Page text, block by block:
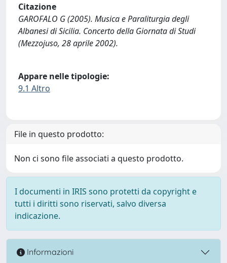
Citazione
GAROFALO G (2005). Musica e Paraliturgia degli
Albanesi di Sicilia. Concerto della Giornata di Studi
(Mezzojuso, 28 aprile 2002).
Appare nelle tipologie:
9.1 Altro
File in questo prodotto:
Non ci sono file associati a questo prodotto.
I documenti in IRIS sono protetti da copyright e
tutti i diritti sono riservati, salvo diversa
indicazione.
Informazioni